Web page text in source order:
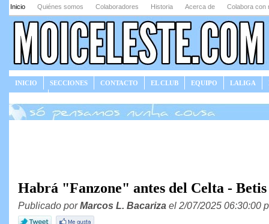
Inicio Quiénes somos Colaboradores Historia Acerca de Colabora con
INICIO SECCIONES CONTACTO EL CLUB EQUIPO LALIGA
Habrá "Fanzone" antes del Celta - Betis
Publicado porMarcos L. Bacariza el 2/07/2025 06:30:00